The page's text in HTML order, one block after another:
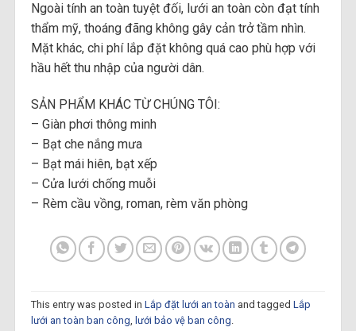
Ngoài tính an toàn tuyệt đối, lưới an toàn còn đạt tính
thẩm mỹ, thoáng đãng không gây cản trở tầm nhìn.
Mặt khác, chi phí lắp đặt không quá cao phù hợp với
hầu hết thu nhập của người dân.
SẢN PHẨM KHÁC TỪ CHÚNG TÔI:
– Giàn phơi thông minh
– Bạt che nắng mưa
– Bạt mái hiên, bạt xếp
– Cửa lưới chống muỗi
– Rèm cầu vồng, roman, rèm văn phòng
This entry was posted in Lắp đặt lưới an toàn and tagged Lắp
lưới an toàn ban công, lưới bảo vệ ban công.